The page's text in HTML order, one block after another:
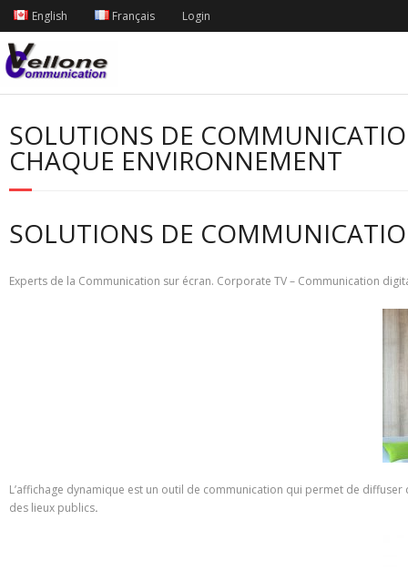
English Français Login
SOLUTIONS DE
CHAQUE ENVIRONNEMENT
SOLUTIONS DE
Experts de la Communication sur écran. Corporate TV – Communication
L’affichage dynamique est un outil de communication qui permet de
des lieux publics.